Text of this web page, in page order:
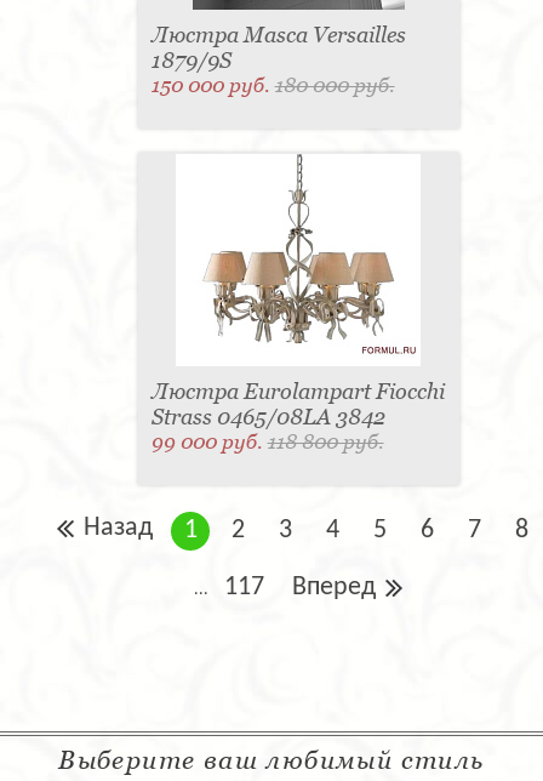
Люстра Masca Versailles
1879/9S
150 000 руб.180 000 руб.
Люстра Eurolampart Fiocchi
Strass 0465/08LA 3842
99 000 руб.118 800 руб.
Назад 1 2 3 4 5 6 7 8
... 117 Вперед
Выберите ваш любимый стиль